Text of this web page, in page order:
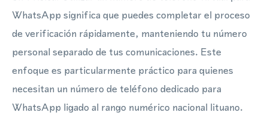
WhatsApp significa que puedes completar el proceso
de verificación rápidamente, manteniendo tu número
personal separado de tus comunicaciones. Este
enfoque es particularmente práctico para quienes
necesitan un número de teléfono dedicado para
WhatsApp ligado al rango numérico nacional lituano.